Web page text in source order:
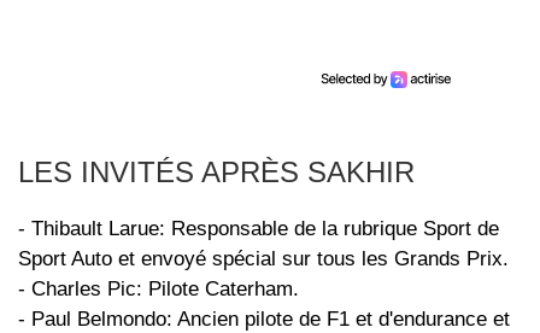
LES INVITÉS APRÈS SAKHIR
- Thibault Larue: Responsable de la rubrique Sport de
Sport Auto et envoyé spécial sur tous les Grands Prix.
- Charles Pic: Pilote Caterham.
- Paul Belmondo: Ancien pilote de F1 et d'endurance et